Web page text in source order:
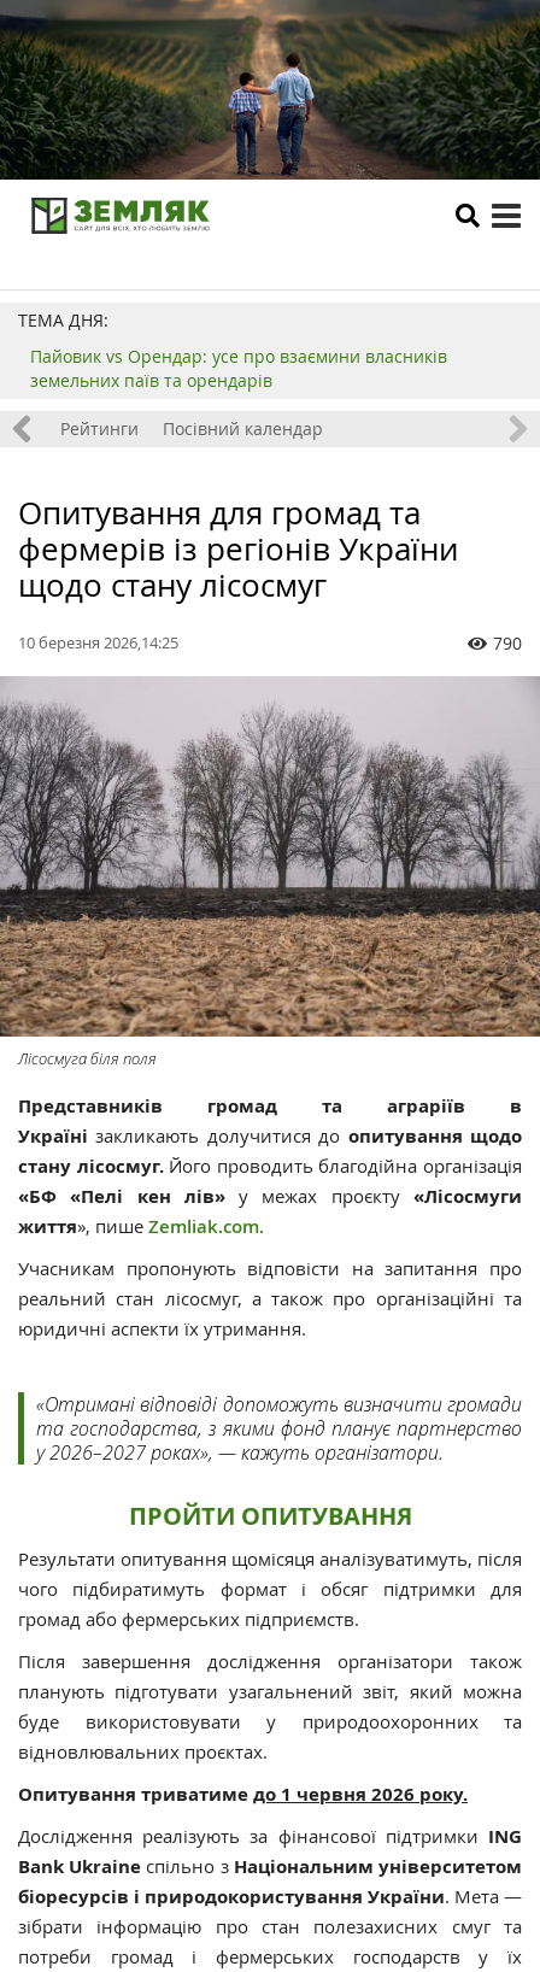
ТЕМА ДНЯ:
Пайовик vs Орендар: усе про взаємини власників
земельних паїв та орендарів
Рейтинги Посівний календар
Опитування для громад та
фермерів із регіонів України
щодо стану лісосмуг
10 березня 2026,14:25 790
Лісосмуга біля поля
Представників громад та аграріїв в
Українізакликають долучитися до опитування щодо
стану лісосмуг.Його проводить благодійна організація
«БФ «Пелі кен лів»у межах проєкту«Лісосмуги
життя», пише Zemliak.com.
Учасникам пропонують відповісти на запитання про
реальний стан лісосмуг, а також про організаційні та
юридичні аспекти їх утримання.
«Отримані відповіді допоможуть визначити громади
та господарства, з якими фонд планує партнерство
у 2026–2027 роках», — кажуть організатори.
ПРОЙТИ ОПИТУВАННЯ
Результати опитування щомісяця аналізуватимуть, після
чого підбиратимуть формат і обсяг підтримки для
громад або фермерських підприємств.
Після завершення дослідження організатори також
планують підготувати узагальнений звіт, який можна
буде використовувати у природоохоронних та
відновлювальних проєктах.
Опитування триватимедо 1 червня 2026 року.
Дослідження реалізують за фінансової підтримки ING
Bank Ukraine спільно з Національним університетом
біоресурсів і природокористування України. Мета —
зібрати інформацію про стан полезахисних смуг та
потреби громад і фермерських господарств у їх